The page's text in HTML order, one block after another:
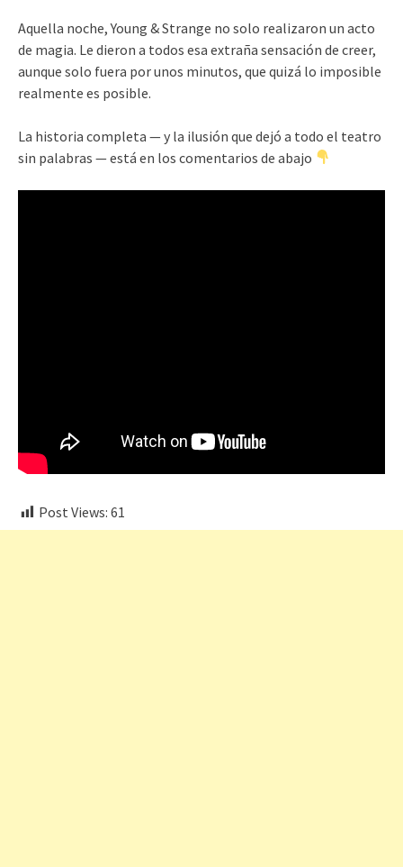
Aquella noche, Young & Strange no solo realizaron un acto
de magia. Le dieron a todos esa extraña sensación de creer,
aunque solo fuera por unos minutos, que quizá lo imposible
realmente es posible.
La historia completa — y la ilusión que dejó a todo el teatro
sin palabras — está en los comentarios de abajo
Post Views: 61